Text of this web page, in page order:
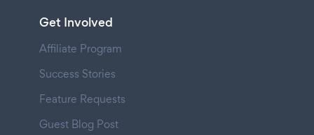
Get Involved
Affiliate Program
Success Stories
Feature Requests
Guest Blog Post